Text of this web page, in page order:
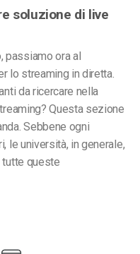
soluzione di live
passiamo ora al
lo streaming in diretta.
da ricercare nella
Questa sezione
Sebbene ogni
le università, in generale,
tutte queste